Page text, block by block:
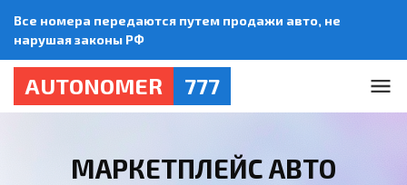
Все номера передаются путем продажи авто, не
нарушая законы РФ
AUTONOMER 777
МАРКЕТПЛЕЙС АВТО